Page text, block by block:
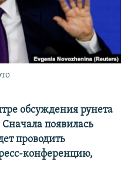
обсуждения рунета
появилась
проводить
конференцию,